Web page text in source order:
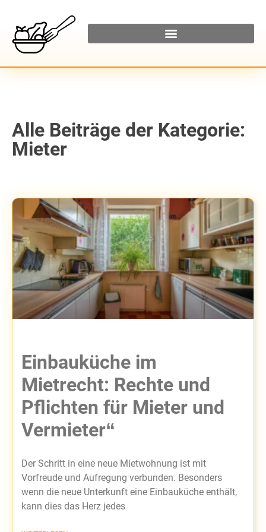
Alle Beiträge der Kategorie:
Mieter
Einbauküche im
Mietrecht: Rechte und
Pflichten für Mieter und
Vermieter“
Der Schritt in eine neue Mietwohnung ist mit
Vorfreude und Aufregung verbunden. Besonders
wenn die neue Unterkunft eine Einbauküche enthält,
kann dies das Herz jedes